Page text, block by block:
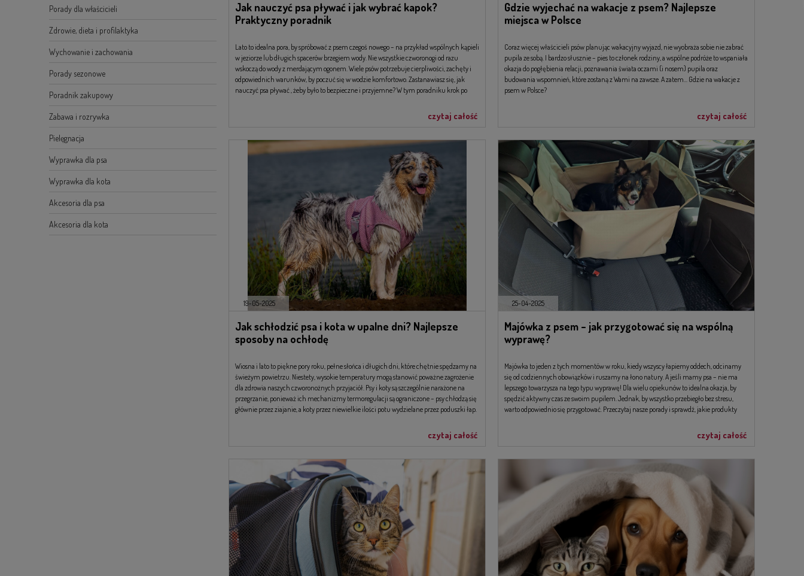
Porady dla właścicieli
Zdrowie, dieta i profilaktyka
Wychowanie i zachowania
Porady sezonowe
Poradnik zakupowy
Zabawa i rozrywka
Pielęgnacja
Wyprawka dla psa
Wyprawka dla kota
Akcesoria dla psa
Akcesoria dla kota
Jak nauczyć psa pływać i jak wybrać kapok?
Praktyczny poradnik
Lato to idealna pora, by spróbować z psem czegoś nowego – na przykład wspólnych kąpieli
w jeziorze lub długich spacerów brzegiem wody. Nie wszystkie czworonogi od razu
wskoczą do wody z merdającym ogonem. Wiele psów potrzebuje cierpliwości, zachęty i
odpowiednich warunków, by poczuć się w wodzie komfortowo. Zastanawiasz się, jak
nauczyć psa pływać , żeby było to bezpieczne i przyjemne? W tym poradniku krok po
czytaj całość
Gdzie wyjechać na wakacje z psem? Najlepsze
miejsca w Polsce
Coraz więcej właścicieli psów planując wakacyjny wyjazd, nie wyobraża sobie nie zabrać
pupila ze sobą. I bardzo słusznie – pies to członek rodziny, a wspólne podróże to wspaniała
okazja do pogłębienia relacji, poznawania świata oczami (i nosem) pupila oraz
budowania wspomnień, które zostaną z Wami na zawsze. A zatem... Gdzie na wakacje z
psem w Polsce?
czytaj całość
19-05-2025
Jak schłodzić psa i kota w upalne dni? Najlepsze
sposoby na ochłodę
Wiosna i lato to piękne pory roku, pełne słońca i długich dni, które chętnie spędzamy na
świeżym powietrzu. Niestety, wysokie temperatury mogą stanowić poważne zagrożenie
dla zdrowia naszych czworonożnych przyjaciół. Psy i koty są szczególnie narażone na
przegrzanie, ponieważ ich mechanizmy termoregulacji są ograniczone – psy chłodzą się
głównie przez ziajanie, a koty przez niewielkie ilości potu wydzielane przez poduszki łap.
czytaj całość
25-04-2025
Majówka z psem – jak przygotować się na wspólną
wyprawę?
Majówka to jeden z tych momentów w roku, kiedy wszyscy łapiemy oddech, odcinamy
się od codziennych obowiązków i ruszamy na łono natury. A jeśli mamy psa – nie ma
lepszego towarzysza na tego typu wyprawę! Dla wielu opiekunów to idealna okazja, by
spędzić aktywny czas ze swoim pupilem. Jednak, by wszystko przebiegło bez stresu,
warto odpowiednio się przygotować. Przeczytaj nasze porady i sprawdź, jakie produkty
czytaj całość